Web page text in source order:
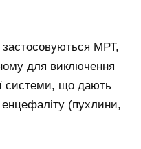
застосовуються МРТ,
для виключення
системи, що дають
енцефаліту (пухлини,